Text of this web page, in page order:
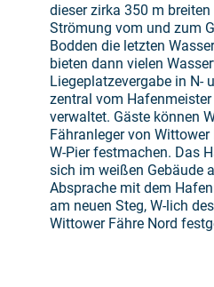
dieser zirka 350 m
Strömung vom und zum
Bodden die letzten
bieten dann vielen
Liegeplatzevergabe in N-
zentral vom
verwaltet. Gäste können
Fähranleger von Wittower
W-Pier festmachen. Das
sich im weißen Gebäude
Absprache mit dem
am neuen Steg, W-lich
Wittower Fähre Nord